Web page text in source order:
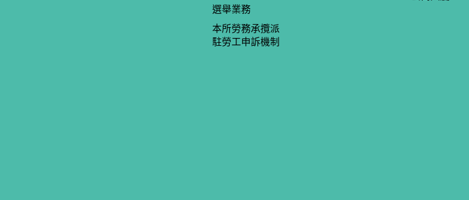
選舉業務
本所勞務承攬派
駐勞工申訴機制